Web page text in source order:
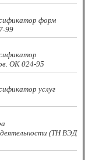
форм
99
ОК 024-95
услуг
(ТН ВЭД